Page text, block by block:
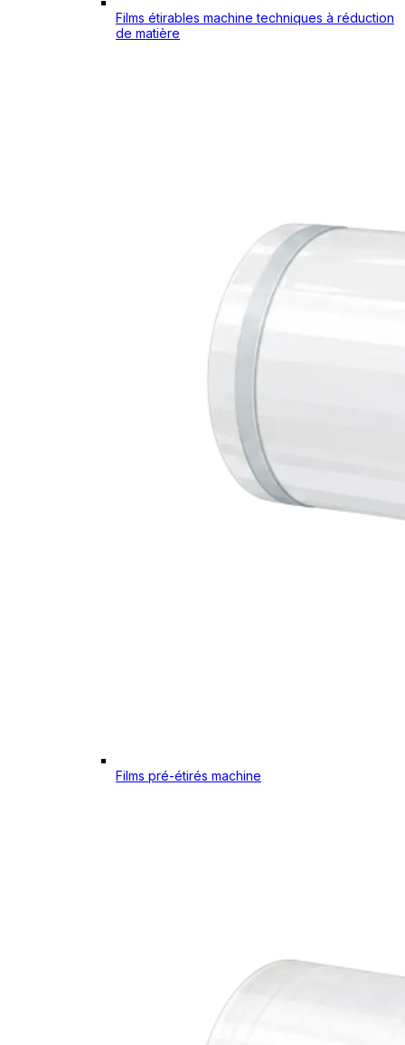
Films étirables machine techniques à réduction
de matière
Films pré-étirés machine